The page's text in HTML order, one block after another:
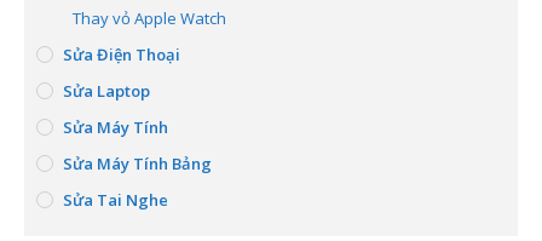
Thay vỏ Apple Watch
Sửa Điện Thoại
Sửa Laptop
Sửa Máy Tính
Sửa Máy Tính Bảng
Sửa Tai Nghe